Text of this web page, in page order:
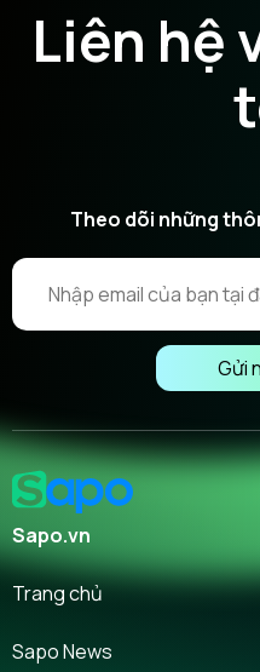
Liên hệ
Theo dõi những
Gửi
Sapo.vn
Trang chủ
Sapo News